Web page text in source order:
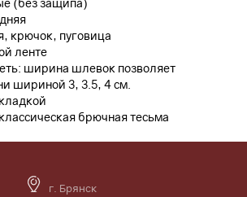
(без защипа)
крючок, пуговица
ленте
ширина шлевок позволяет
шириной 3, 3.5, 4 см.
брючная тесьма
г. Брянск